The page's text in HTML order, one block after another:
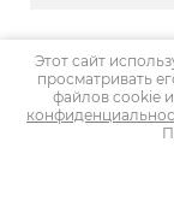
Этот сайт
просматривать
файлов cookie и